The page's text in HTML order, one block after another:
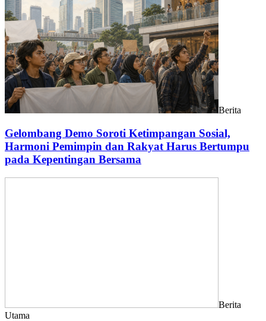
Berita
Gelombang Demo Soroti Ketimpangan Sosial,
Harmoni Pemimpin dan Rakyat Harus Bertumpu
pada Kepentingan Bersama
Berita
Utama